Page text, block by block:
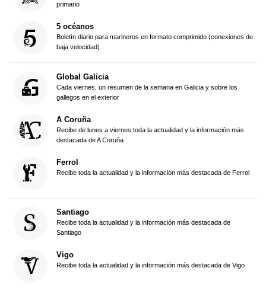
primario
5 océanos
Boletín diario para marineros en formato comprimido (conexiones de
baja velocidad)
Global Galicia
Cada viernes, un resumen de la semana en Galicia y sobre los
gallegos en el exterior
A Coruña
Recibe de lunes a viernes toda la actualidad y la información más
destacada de A Coruña
Ferrol
Recibe toda la actualidad y la información más destacada de Ferrol
Santiago
Recibe toda la actualidad y la información más destacada de
Santiago
Vigo
Recibe toda la actualidad y la información más destacada de Vigo